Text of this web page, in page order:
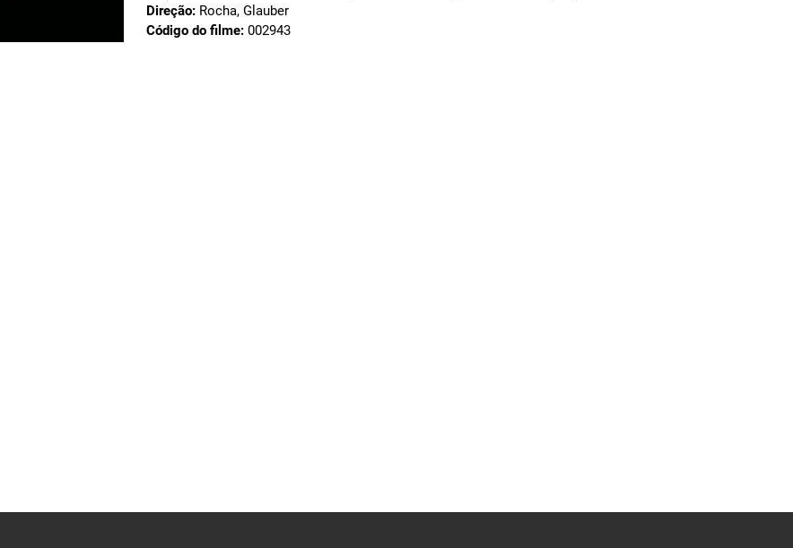
Direção: Rocha, Glauber
Código do filme: 002943